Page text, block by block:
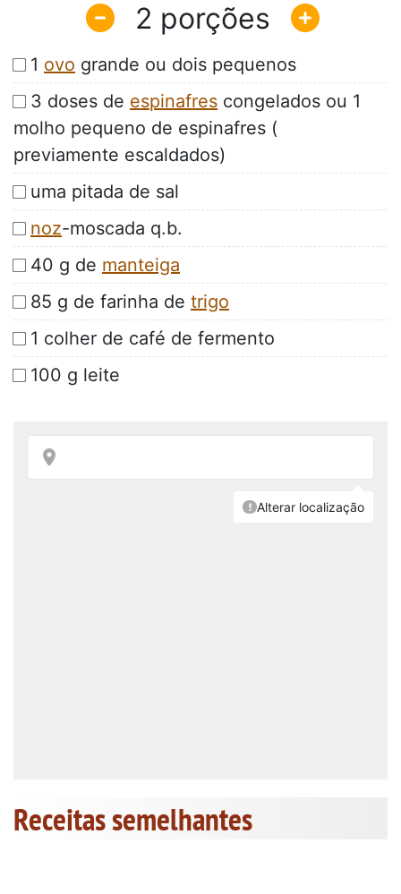
2
1 ovo grande ou dois pequenos
3 doses de espinafres congelados ou 1
molho pequeno de espinafres (
previamente escaldados)
uma pitada de sal
noz-moscada q.b.
40 g de manteiga
85 g de farinha de trigo
1 colher de café de fermento
100 g leite
Receitas semelhantes